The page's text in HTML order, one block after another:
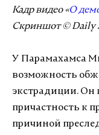
Кадр видео «О
Скриншот © Daily
У Парамахамса
возможность
экстрадиции. Он
причастность к
причиной